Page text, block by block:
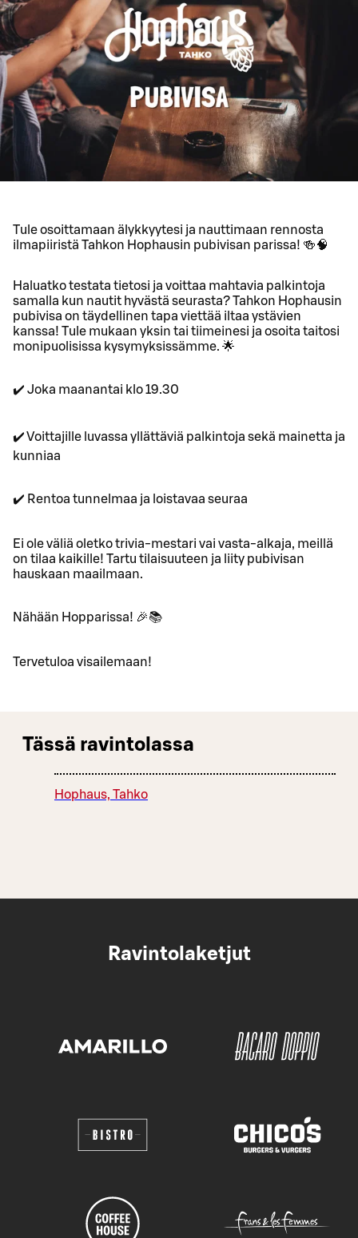
Tule osoittamaan älykkyytesi ja nauttimaan rennosta
ilmapiiristä Tahkon Hophausin pubivisan parissa! 🍻🧠
Haluatko testata tietosi ja voittaa mahtavia palkintoja
samalla kun nautit hyvästä seurasta? Tahkon Hophausin
pubivisa on täydellinen tapa viettää iltaa ystävien
kanssa! Tule mukaan yksin tai tiimeinesi ja osoita taitosi
monipuolisissa kysymyksissämme. 🌟
✔️ Joka maanantai klo 19.30
✔️ Voittajille luvassa yllättäviä palkintoja sekä mainetta ja
kunniaa
✔️ Rentoa tunnelmaa ja loistavaa seuraa
Ei ole väliä oletko trivia-mestari vai vasta-alkaja, meillä
on tilaa kaikille! Tartu tilaisuuteen ja liity pubivisan
hauskaan maailmaan.
Nähään Hopparissa! 🎉📚
Tervetuloa visailemaan!
Tässä ravintolassa
Hophaus, Tahko
Ravintolaketjut